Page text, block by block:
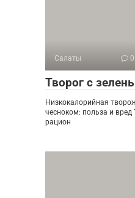
Салаты 0
Творог с
Низкокалорийная
чесноком: польза и вред
рацион